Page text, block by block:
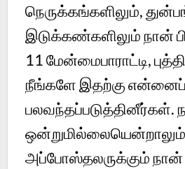
நெருக்கங்களிலும்,
இடுக்கண்களிலும் நான்
11மேன்மைபாராட்டி,
நீங்களே இதற்கு என்னைப்
பலவந்தப்படுத்தினீர்கள்.
அப்போஸ்தலருக்கும்